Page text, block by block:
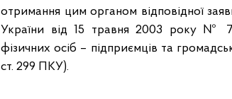
отримання цим органом відповідної
України від 15 травня 2003 року №
фізичних осіб – підприємців та
ст. 299 ПКУ).